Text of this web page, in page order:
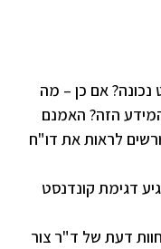
אם כן – מה
הזה? האמנם
לראות את דו"ח
דגימת קונדנסט
דעת של ד"ר צור